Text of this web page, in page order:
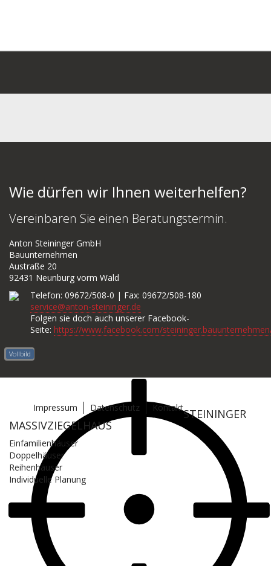
Wie dürfen wir Ihnen weiterhelfen?
Vereinbaren Sie einen Beratungstermin.
Anton Steininger GmbH
Bauunternehmen
Austraße 20
92431 Neunburg vorm Wald
Telefon: 09672/508-0 | Fax: 09672/508-180
service@anton-steininger.de
Folgen sie doch auch unserer Facebook-
Seite: https://www.facebook.com/
Vollbild
Impressum Datenschutz KontaktSTEININGER
MASSIVZIEGELHAUS
Einfamilienhäuser
Doppelhäuser
Reihenhäuser
Individuelle Planung